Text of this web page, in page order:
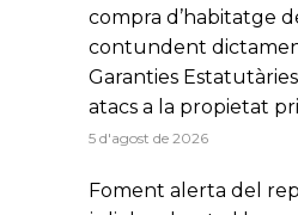
compra d’habitatge
contundent
Garanties
atacs a la propietat
5 d'agost de 2026
Foment alerta del